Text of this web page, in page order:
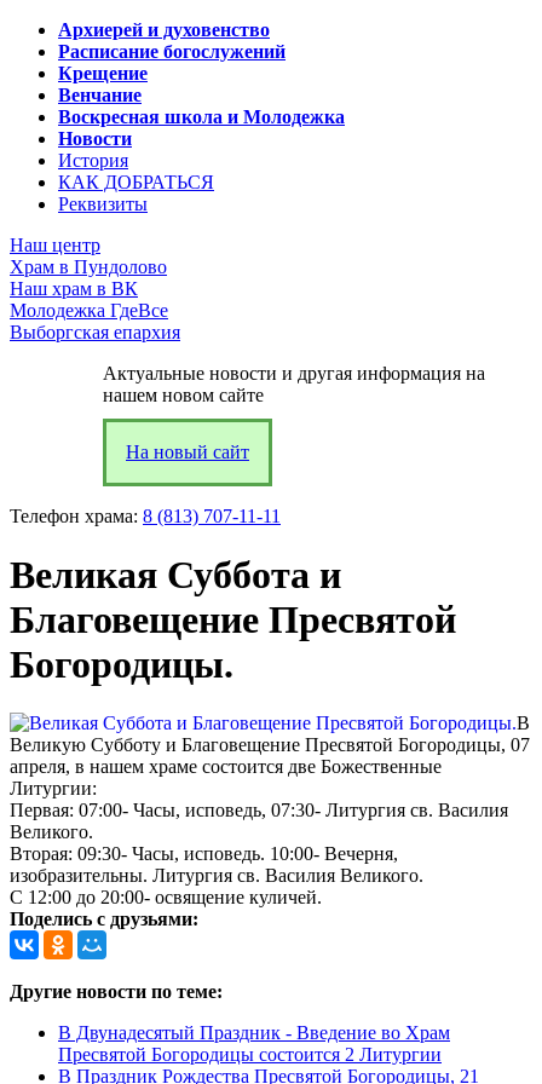
Архиерей и духовенство
Расписание богослужений
Крещение
Венчание
Воскресная школа и Молодежка
Новости
История
КАК ДОБРАТЬСЯ
Реквизиты
Наш центр
Храм в Пундолово
Наш храм в ВК
Молодежка ГдеВсе
Выборгская епархия
Актуальные новости и другая информация на
нашем новом сайте
На новый сайт
Телефон храма: 8 (813) 707-11-11
Великая Суббота и
Благовещение Пресвятой
Богородицы.
В
Великую Субботу и Благовещение Пресвятой Богородицы, 07
апреля, в нашем храме состоится две Божественные
Литургии:
Первая: 07:00- Часы, исповедь, 07:30- Литургия св. Василия
Великого.
Вторая: 09:30- Часы, исповедь. 10:00- Вечерня,
изобразительны. Литургия св. Василия Великого.
С 12:00 до 20:00- освящение куличей.
Поделись с друзьями:
Другие новости по теме:
В Двунадесятый Праздник - Введение во Храм
Пресвятой Богородицы состоится 2 Литургии
В Праздник Рождества Пресвятой Богородицы, 21